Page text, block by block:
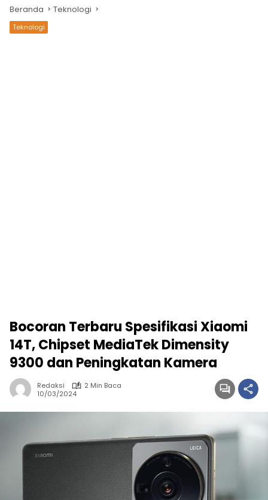
Beranda Teknologi
Teknologi
Bocoran Terbaru Spesifikasi Xiaomi
14T, Chipset MediaTek Dimensity
9300 dan Peningkatan Kamera
Redaksi
2 Min Baca
10/03/2024